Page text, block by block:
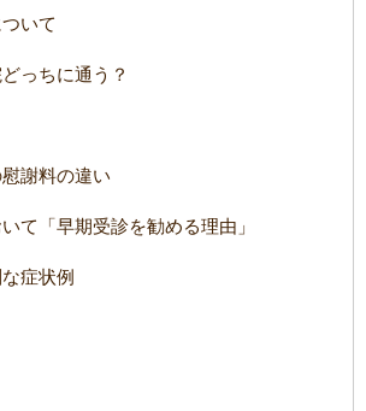
いて
っちに通う？
謝料の違い
て「早期受診を勧める理由」
症状例